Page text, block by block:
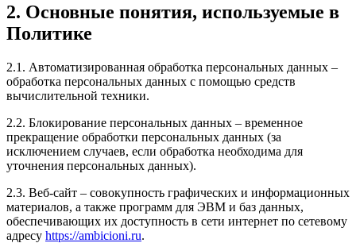
2. Основные понятия, используемые в
Политике
2.1. Автоматизированная обработка персональных данных –
обработка персональных данных с помощью средств
вычислительной техники.
2.2. Блокирование персональных данных – временное
прекращение обработки персональных данных (за
исключением случаев, если обработка необходима для
уточнения персональных данных).
2.3. Веб-сайт – совокупность графических и информационных
материалов, а также программ для ЭВМ и баз данных,
обеспечивающих их доступность в сети интернет по сетевому
адресу https://ambicioni.ru.